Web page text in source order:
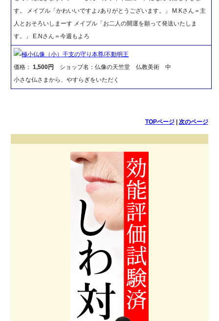
す。 メイプル「かわいいですよ♪ありがとうございます。」 M.Kさん＝主
人とおそろいしまーす メイプル「お二人の開運を願って発送いたしま
す。」 E.Nさん＝今週もよろ
極小仏像（小）干支の守り本尊/不動明王
価格：1,500円
ショップ名：仏像の天竺堂 仏教美術 中
小さな仏さまから、やすらぎをいただく
TOPページ| 次のページ